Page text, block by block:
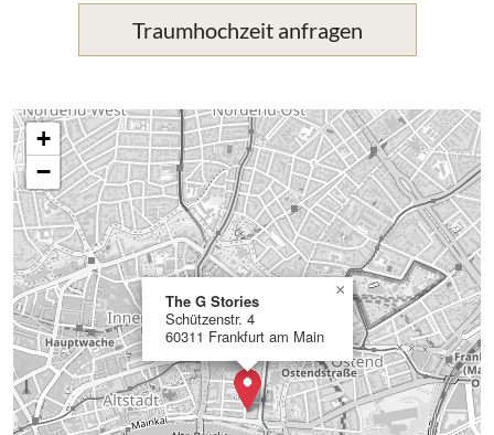
Traumhochzeit anfragen
The G Stories
Schützenstr. 4
60311 Frankfurt am Main
×
+
−